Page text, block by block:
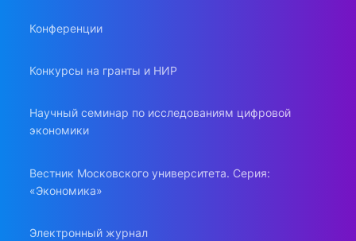
Конференции
Конкурсы на гранты и НИР
Научный семинар по исследованиям цифровой
экономики
Вестник Московского университета. Серия:
«Экономика»
Электронный журнал